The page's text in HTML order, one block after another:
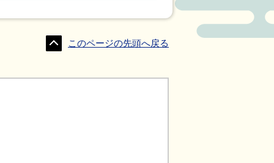
このページの先頭へ戻る